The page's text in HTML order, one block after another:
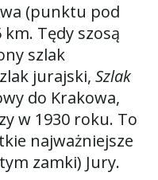
(punktu pod
Tędy szosą
szlak
jurajski, Szlak
do Krakowa,
w 1930 roku. To
najważniejsze
zamki) Jury.